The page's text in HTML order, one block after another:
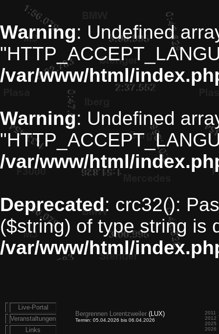
Warning: Undefined
/var/www/html/
Warning: Undefined
/var/www/html/
Deprecated: crc32():
($string) of type string is
/var/www/html/
Live-Portal
Veranstaltungen
Links
Bergrennen Lorentzweiler (LUX)
Termin: 05.04.2026 bis 06.04.2026
2011
2012
2025
2026